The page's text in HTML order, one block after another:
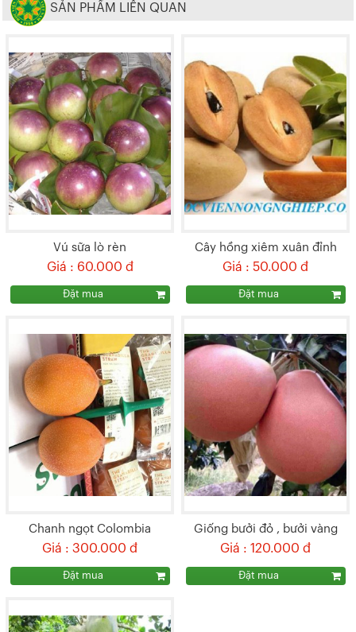
SẢN PHẨM LIÊN QUAN
Vú sữa lò rèn
Giá : 60.000 đ
Đặt mua
Cây hồng xiêm xuân đỉnh
Giá : 50.000 đ
Đặt mua
Chanh ngọt Colombia
Giá : 300.000 đ
Đặt mua
Giống bưởi đỏ , bưởi vàng
phúc kiến (trung quốc)
Giá : 120.000 đ
Đặt mua